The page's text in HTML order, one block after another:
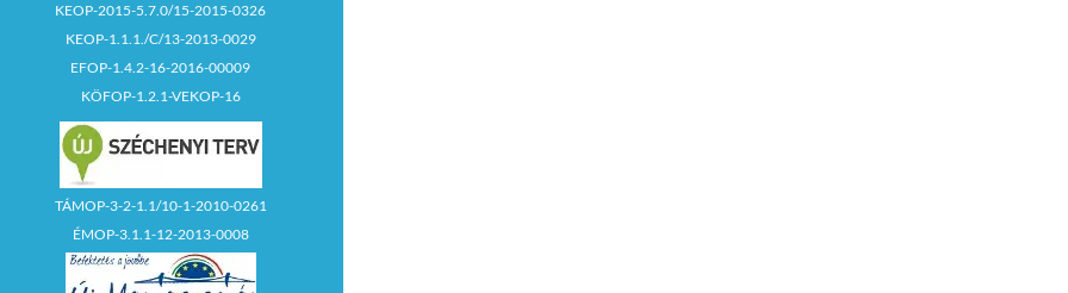
KEOP-2015-5.7.0/15-2015-0326
KEOP-1.1.1./C/13-2013-0029
EFOP-1.4.2-16-2016-00009
KÖFOP-1.2.1-VEKOP-16
TÁMOP-3-2-1.1/10-1-2010-0261
ÉMOP-3.1.1-12-2013-0008